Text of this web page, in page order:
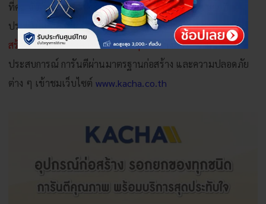
ที่คุณจับต้องได้ รับรองสินค้าคุณภาพ บริการหลังการขายที่
ประทับใจ นอกจากนี้ บริษัทของเรา ยังมีบริการรับสร้างโกดัง
สร้างโรงงาน สร้างคลังสินค้าต่าง ๆจากช่างมืออาชีพที่มี
ประสบการณ์ การันตีผ่านมาตรฐานก่อสร้าง และความปลอดภัย
ต่าง ๆ เข้าชมเว็บไซต์ www.kacha.co.th